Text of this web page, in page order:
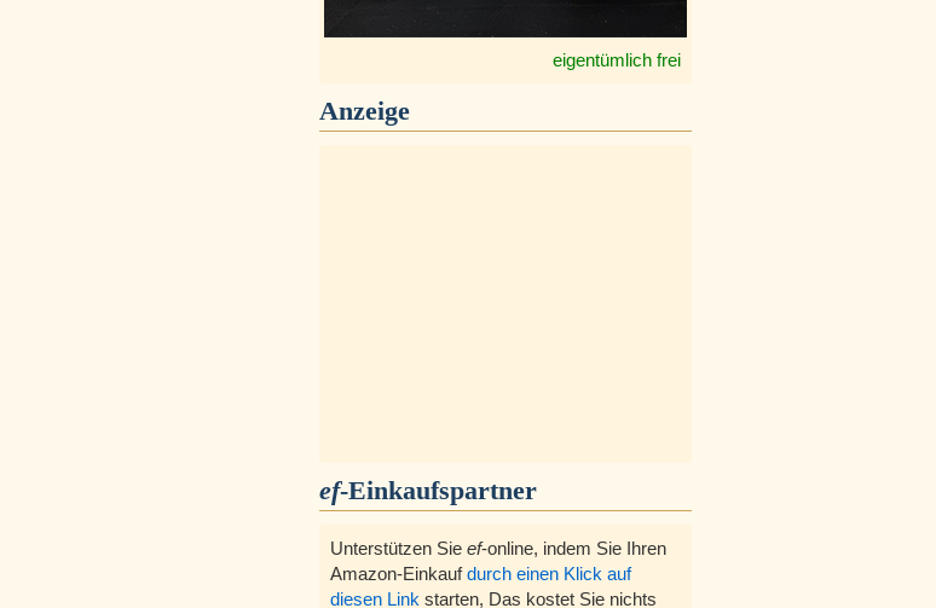
eigentümlich frei
Anzeige
ef-Einkaufspartner
Unterstützen Sie ef-online, indem Sie Ihren
Amazon-Einkaufdurch einen Klick auf
diesen Link starten, Das kostet Sie nichts